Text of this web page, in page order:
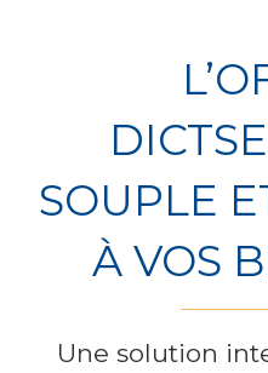
SOUPLE
À VOS
Une solution